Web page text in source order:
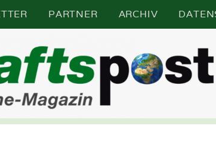
PARTNER ARCHIV